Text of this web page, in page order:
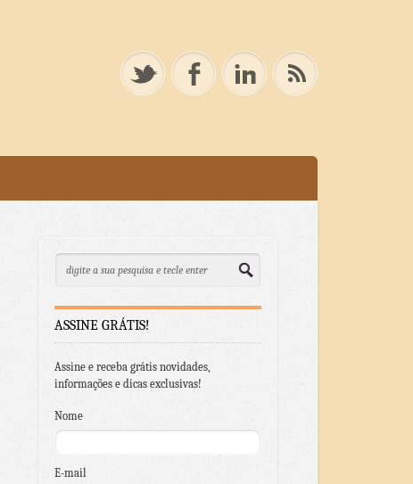
ASSINE GRÁTIS!
Assine e receba grátis novidades,
informações e dicas exclusivas!
Nome
E-mail